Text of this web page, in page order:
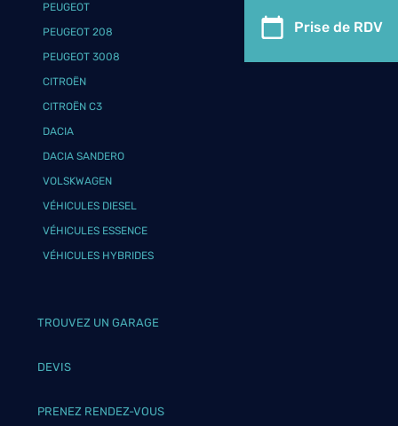
Prise de RDV
PEUGEOT
PEUGEOT 208
PEUGEOT 3008
CITROËN
CITROËN C3
DACIA
DACIA SANDERO
VOLSKWAGEN
VÉHICULES DIESEL
VÉHICULES ESSENCE
VÉHICULES HYBRIDES
TROUVEZ UN GARAGE
DEVIS
PRENEZ RENDEZ-VOUS